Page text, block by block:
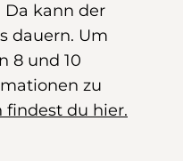
kann der
dauern. Um
8 und 10
zu
findest du hier.